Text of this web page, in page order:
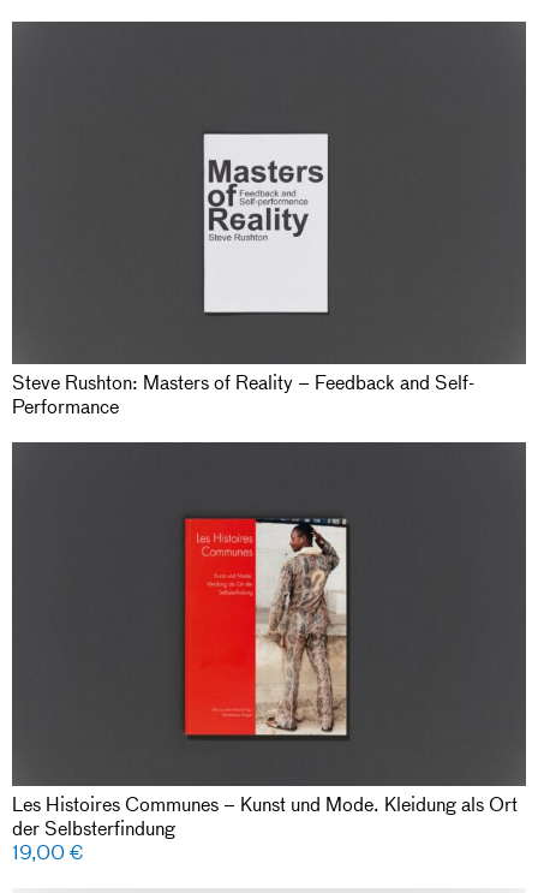
Steve Rushton: Masters of Reality – Feedback and Self-
Performance
Les Histoires Communes – Kunst und Mode. Kleidung als Ort
der Selbsterfindung
19,00€